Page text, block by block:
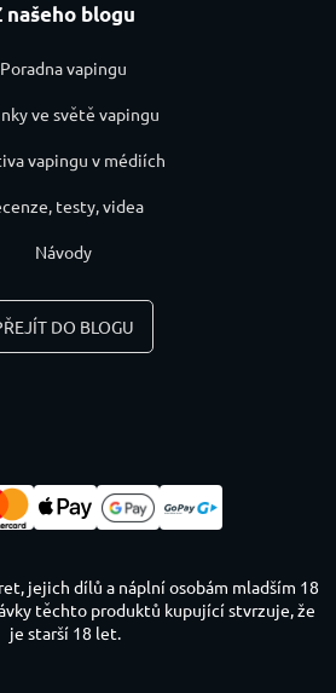
našeho blogu
Poradna vapingu
ve světě vapingu
vapingu v médiích
testy, videa
Návody
DO BLOGU
jejich dílů a náplní osobám mladším 18
těchto produktů kupující stvrzuje, že
je starší 18 let.